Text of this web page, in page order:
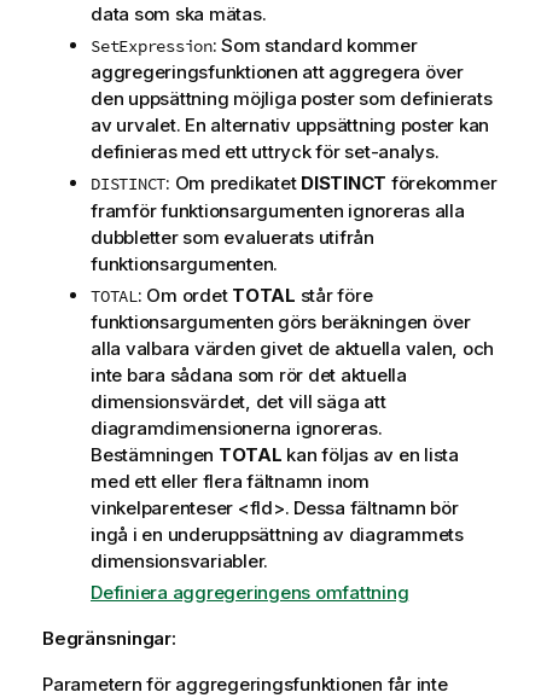
data som ska mätas.
SetExpression: Som standard kommer
aggregeringsfunktionen att aggregera över
den uppsättning möjliga poster som definierats
av urvalet. En alternativ uppsättning poster kan
definieras med ett uttryck för set-analys.
DISTINCT: Om predikatet DISTINCT förekommer
framför funktionsargumenten ignoreras alla
dubbletter som evaluerats utifrån
funktionsargumenten.
TOTAL: Om ordet TOTAL står före
funktionsargumenten görs beräkningen över
alla valbara värden givet de aktuella valen, och
inte bara sådana som rör det aktuella
dimensionsvärdet, det vill säga att
diagramdimensionerna ignoreras.
Bestämningen TOTAL kan följas av en lista
med ett eller flera fältnamn inom
vinkelparenteser <fld>. Dessa fältnamn bör
ingå i en underuppsättning av diagrammets
dimensionsvariabler.
Definiera aggregeringens omfattning
Begränsningar:
Parametern för aggregeringsfunktionen får inte